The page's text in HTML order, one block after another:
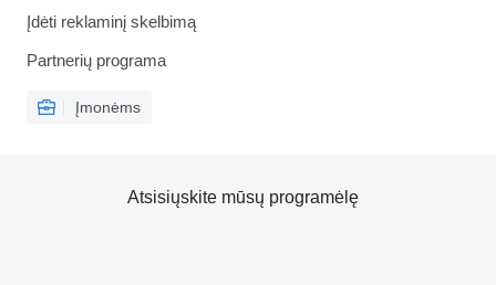
Įdėti reklaminį skelbimą
Partnerių programa
Įmonėms
Atsisiųskite mūsų programėlę